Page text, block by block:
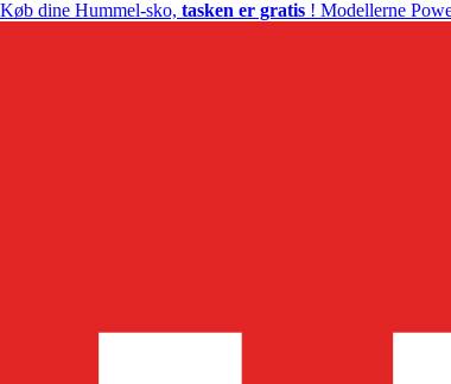
Køb dine Hummel-sko, tasken er gratis ! Modellerne